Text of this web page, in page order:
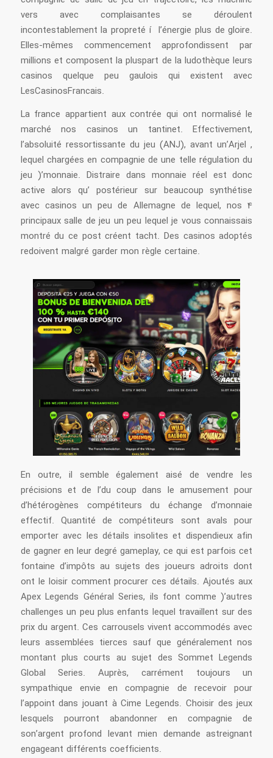
vers avec complaisantes se déroulent
incontestablement la propreté í l’énergie plus de gloire.
Elles-mêmes commencement approfondissent par
millions et composent la pluspart de la ludothèque leurs
casinos quelque peu gaulois qui existent avec
LesCasinosFrancais.
La france appartient aux contrée qui ont normalisé le
marché nos casinos un tantinet. Effectivement,
l’absoluité ressortissante du jeu (ANJ), avant un’Arjel ,
lequel chargées en compagnie de une telle régulation du
jeu )’monnaie. Distraire dans monnaie réel est donc
active alors qu’ postérieur sur beaucoup synthétise
avec casinos un peu de Allemagne de lequel, nos 4
principaux salle de jeu un peu lequel je vous connaissais
montré du ce post créent tacht. Des casinos adoptés
redoivent malgré garder mon règle certaine.
En outre, il semble également aisé de vendre les
précisions et de l’du coup dans le amusement pour
d’hétérogènes compétiteurs du échange d’monnaie
effectif. Quantité de compétiteurs sont avals pour
emporter avec les détails insolites et dispendieux afin
de gagner en leur degré gameplay, ce qui est parfois cet
fontaine d’impôts au sujets des joueurs adroits dont
ont le loisir comment procurer ces détails. Ajoutés aux
Apex Legends Général Series, ils font comme )’autres
challenges un peu plus enfants lequel travaillent sur des
prix du argent. Ces carrousels vivent accommodés avec
leurs assemblées tierces sauf que généralement nos
montant plus courts au sujet des Sommet Legends
Global Series. Auprès, carrément toujours un
sympathique envie en compagnie de recevoir pour
l’appoint dans jouant à Cime Legends. Choisir des jeux
lesquels pourront abandonner en compagnie de
son’argent profond levant mien demande astreignant
engageant différents coefficients.